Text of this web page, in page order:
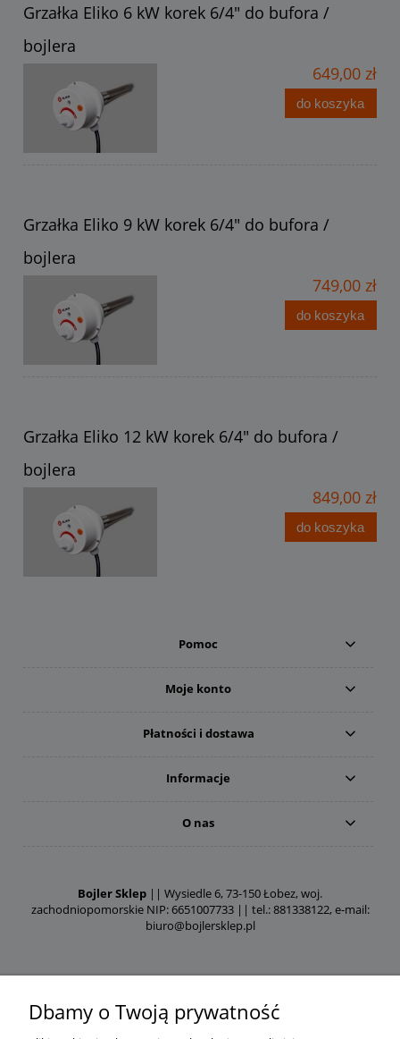
Grzałka Eliko 6 kW korek 6/4" do bufora /
bojlera
649,00 zł
do koszyka
Grzałka Eliko 9 kW korek 6/4" do bufora /
bojlera
749,00 zł
do koszyka
Grzałka Eliko 12 kW korek 6/4" do bufora /
bojlera
849,00 zł
do koszyka
Pomoc
Moje konto
Płatności i dostawa
Informacje
O nas
Bojler Sklep || Wysiedle 6, 73-150 Łobez, woj.
zachodniopomorskie NIP: 6651007733 || tel.: 881338122, e-mail:
biuro@bojlersklep.pl
Dbamy o Twoją prywatność